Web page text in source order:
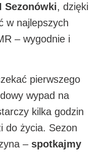
Sezonówki, dzięki
w najlepszych
– wygodnie i
pierwszego
wypad na
kilka godzin
do życia. Sezon
– spotkajmy